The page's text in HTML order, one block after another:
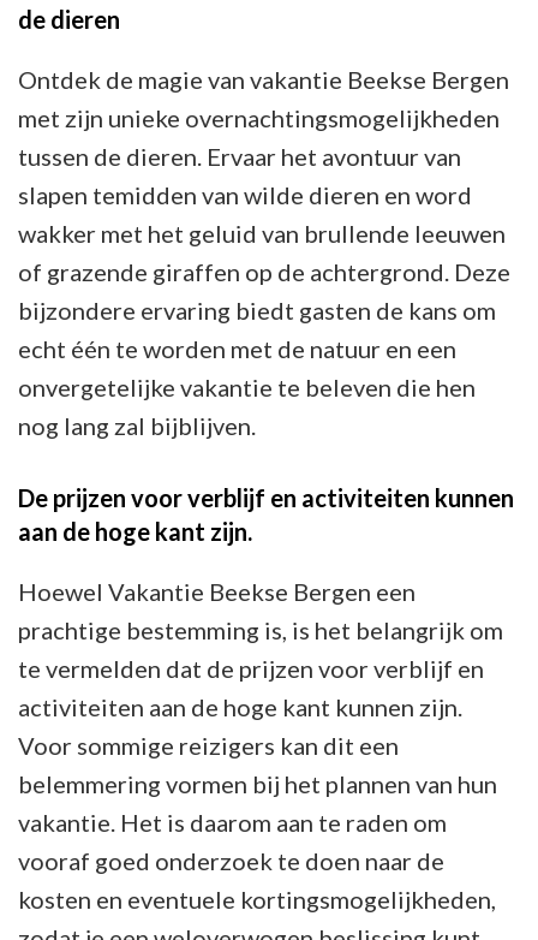
de dieren
Ontdek de magie van vakantie Beekse Bergen
met zijn unieke overnachtingsmogelijkheden
tussen de dieren. Ervaar het avontuur van
slapen temidden van wilde dieren en word
wakker met het geluid van brullende leeuwen
of grazende giraffen op de achtergrond. Deze
bijzondere ervaring biedt gasten de kans om
echt één te worden met de natuur en een
onvergetelijke vakantie te beleven die hen
nog lang zal bijblijven.
De prijzen voor verblijf en activiteiten kunnen
aan de hoge kant zijn.
Hoewel Vakantie Beekse Bergen een
prachtige bestemming is, is het belangrijk om
te vermelden dat de prijzen voor verblijf en
activiteiten aan de hoge kant kunnen zijn.
Voor sommige reizigers kan dit een
belemmering vormen bij het plannen van hun
vakantie. Het is daarom aan te raden om
vooraf goed onderzoek te doen naar de
kosten en eventuele kortingsmogelijkheden,